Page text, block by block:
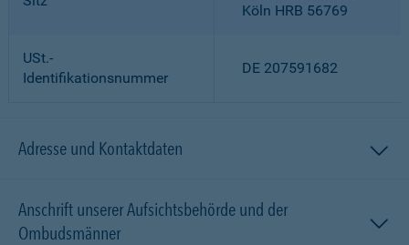
Köln HRB 56769
USt.-
Identifikationsnummer
DE 207591682
Adresse und Kontaktdaten
Anschrift unserer Aufsichtsbehörde und der
Ombudsmänner